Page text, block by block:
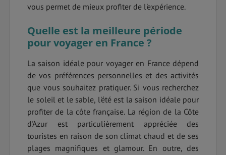
vous permet de mieux profiter de l'expérience.
Quelle est la meilleure période
pour voyager en France ?
La saison idéale pour voyager en France dépend
de vos préférences personnelles et des activités
que vous souhaitez pratiquer. Si vous recherchez
le soleil et le sable, l'été est la saison idéale pour
profiter de la côte française. La région de la Côte
d'Azur est particulièrement appréciée des
touristes en raison de son climat chaud et de ses
plages magnifiques et glamour. En outre, des